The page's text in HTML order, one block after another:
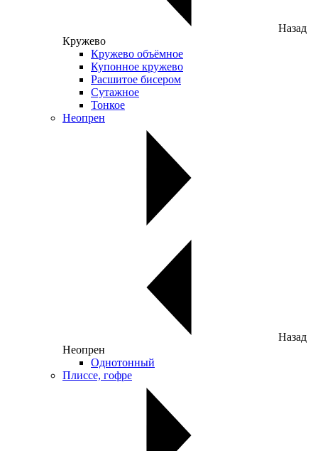
Назад
Кружево
Кружево объёмное
Купонное кружево
Расшитое бисером
Сутажное
Тонкое
Неопрен
Назад
Неопрен
Однотонный
Плиссе, гофре